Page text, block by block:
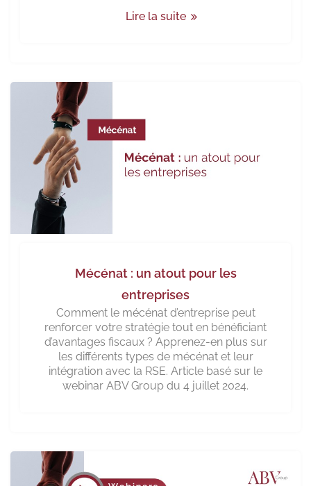
Lire la suite
Mécénat : un atout pour les
entreprises
Comment le mécénat d’entreprise peut
renforcer votre stratégie tout en bénéficiant
d’avantages fiscaux ? Apprenez-en plus sur
les différents types de mécénat et leur
intégration avec la RSE. Article basé sur le
webinar ABV Group du 4 juillet 2024.